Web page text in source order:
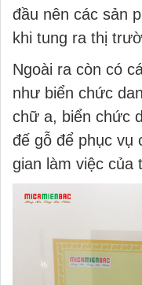
đầu nên các sản
khi tung ra thị
Ngoài ra còn có
như biển chức
chữ a, biển chức
đế gỗ để phục vụ
gian làm việc của